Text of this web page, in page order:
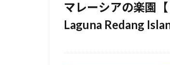
マレーシアの楽園
Laguna Redang